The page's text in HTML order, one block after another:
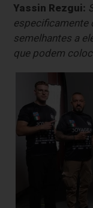
Yassin Rezgui:
especificamente
semelhantes a
que podem